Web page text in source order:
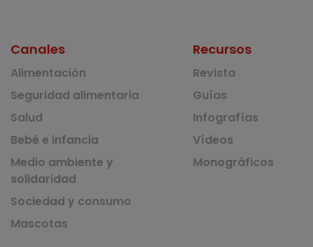
Canales
Alimentación
Seguridad alimentaria
Salud
Bebé e infancia
Medio ambiente y
solidaridad
Sociedad y consumo
Mascotas
Recursos
Revista
Guías
Infografías
Vídeos
Monográficos